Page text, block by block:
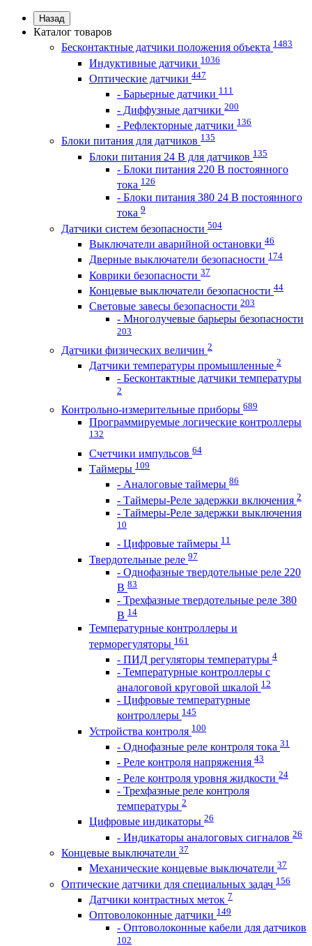
Назад
Каталог товаров
Бесконтактные датчики положения объекта 1483
Индуктивные датчики 1036
Оптические датчики 447
- Барьерные датчики 111
- Диффузные датчики 200
- Рефлекторные датчики 136
Блоки питания для датчиков 135
Блоки питания 24 В для датчиков 135
- Блоки питания 220 В постоянного
тока 126
- Блоки питания 380 24 В постоянного
тока 9
Датчики систем безопасности 504
Выключатели аварийной остановки 46
Дверные выключатели безопасности 174
Коврики безопасности 37
Концевые выключатели безопасности 44
Световые завесы безопасности 203
- Многолучевые барьеры безопасности
203
Датчики физических величин 2
Датчики температуры промышленные 2
- Бесконтактные датчики температуры
2
Контрольно-измерительные приборы 689
Программируемые логические контроллеры
132
Счетчики импульсов 64
Таймеры 109
- Аналоговые таймеры 86
- Таймеры-Реле задержки включения 2
- Таймеры-Реле задержки выключения
10
- Цифровые таймеры 11
Твердотельные реле 97
- Однофазные твердотельные реле 220
В 83
- Трехфазные твердотельные реле 380
В 14
Температурные контроллеры и
терморегуляторы 161
- ПИД регуляторы температуры 4
- Температурные контроллеры с
аналоговой круговой шкалой 12
- Цифровые температурные
контроллеры 145
Устройства контроля 100
- Однофазные реле контроля тока 31
- Реле контроля напряжения 43
- Реле контроля уровня жидкости 24
- Трехфазные реле контроля
температуры 2
Цифровые индикаторы 26
- Индикаторы аналоговых сигналов 26
Концевые выключатели 37
Механические концевые выключатели 37
Оптические датчики для специальных задач 156
Датчики контрастных меток 7
Оптоволоконные датчики 149
- Оптоволоконные кабели для датчиков
102